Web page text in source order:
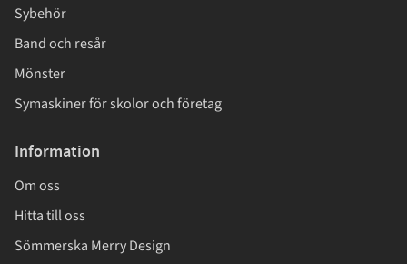
Sybehör
Band och resår
Mönster
Symaskiner för skolor och företag
Information
Om oss
Hitta till oss
Sömmerska Merry Design